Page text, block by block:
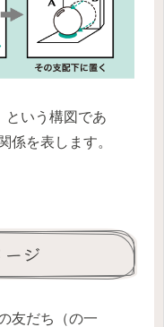
という構図であ
係を表します。
ジ
の友だち（の一